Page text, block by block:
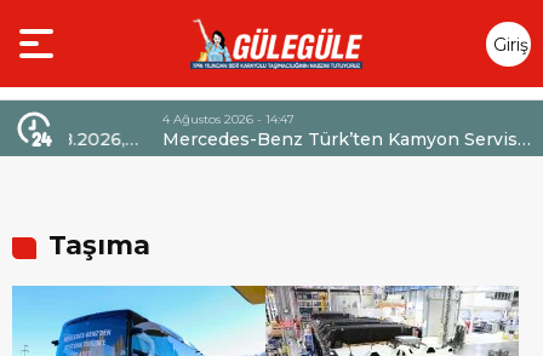
Giriş
Yap
4 Ağustos 2026 - 14:47
Mercedes-Benz Türk’ten Kamyon Servis
Sözleşmelerinde 36 Aya Varan Taksit İmkânı
Taşıma